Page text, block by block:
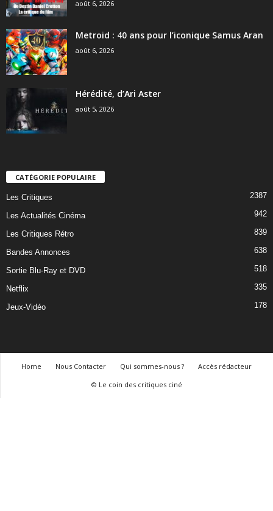
août 6, 2026
Metroid : 40 ans pour l’iconique Samus Aran
août 6, 2026
Hérédité, d’Ari Aster
août 5, 2026
CATÉGORIE POPULAIRE
Les Critiques 2387
Les Actualités Cinéma 942
Les Critiques Rétro 839
Bandes Annonces 638
Sortie Blu-Ray et DVD 518
Netflix 335
Jeux-Vidéo 178
Home Nous Contacter Qui sommes-nous ?
Accès rédacteur
© Le coin des critiques ciné